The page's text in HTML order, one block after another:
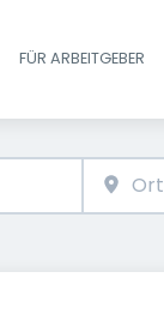
FÜR ARBEITGEBER